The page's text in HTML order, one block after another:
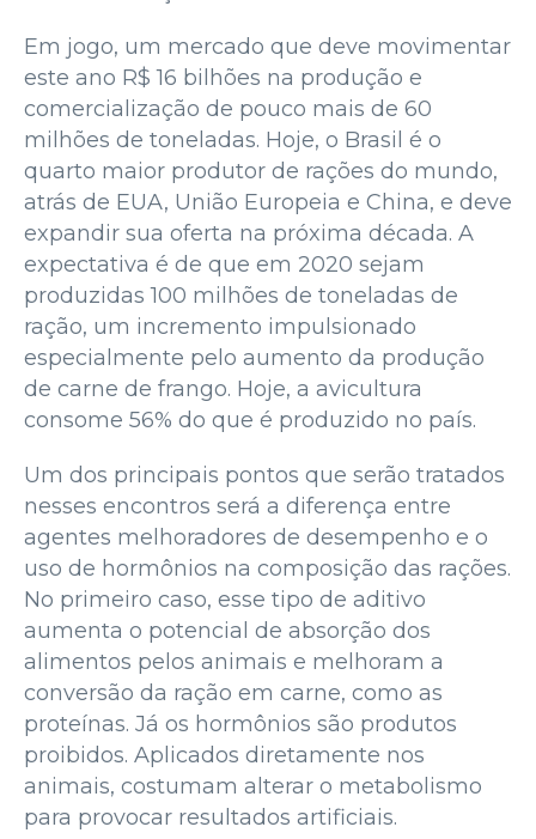
Em jogo, um mercado que deve movimentar
este ano R$ 16 bilhões na produção e
comercialização de pouco mais de 60
milhões de toneladas. Hoje, o Brasil é o
quarto maior produtor de rações do mundo,
atrás de EUA, União Europeia e China, e deve
expandir sua oferta na próxima década. A
expectativa é de que em 2020 sejam
produzidas 100 milhões de toneladas de
ração, um incremento impulsionado
especialmente pelo aumento da produção
de carne de frango. Hoje, a avicultura
consome 56% do que é produzido no país.
Um dos principais pontos que serão tratados
nesses encontros será a diferença entre
agentes melhoradores de desempenho e o
uso de hormônios na composição das rações.
No primeiro caso, esse tipo de aditivo
aumenta o potencial de absorção dos
alimentos pelos animais e melhoram a
conversão da ração em carne, como as
proteínas. Já os hormônios são produtos
proibidos. Aplicados diretamente nos
animais, costumam alterar o metabolismo
para provocar resultados artificiais.